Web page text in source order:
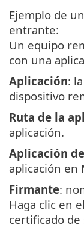
Ejemplo de
entrante:
Un equipo
con una
Aplicación:
dispositivo
Ruta de la
aplicación.
Aplicación
aplicación en
Firmante:
Haga clic en
certificado de